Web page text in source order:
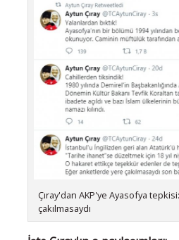
Çıray'dan AKP'ye Ayasofya
çakılmasaydı